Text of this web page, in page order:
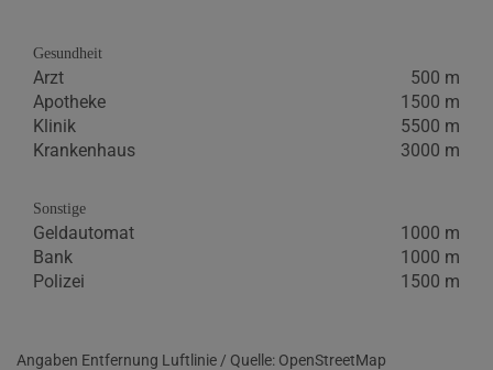
Gesundheit
Arzt
500 m
Apotheke
1500 m
Klinik
5500 m
Krankenhaus
3000 m
Sonstige
Geldautomat
1000 m
Bank
1000 m
Polizei
1500 m
Angaben Entfernung Luftlinie / Quelle: OpenStreetMap